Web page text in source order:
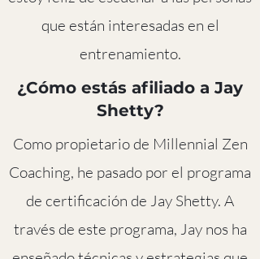
que están interesadas en el
entrenamiento.
¿Cómo estás afiliado a Jay
Shetty?
Como propietario de Millennial Zen
Coaching, he pasado por el programa
de certificación de Jay Shetty. A
través de este programa, Jay nos ha